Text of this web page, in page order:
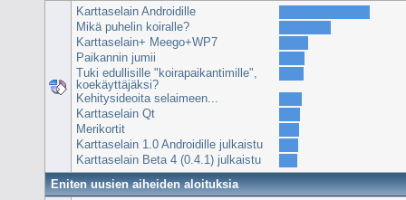
Karttaselain Androidille
Mikä puhelin koiralle?
Karttaselain+ Meego+WP7
Paikannin jumii
Tuki edullisille "koirapaikantimille",
koekäyttäjäksi?
Kehitysideoita selaimeen...
Karttaselain Qt
Merikortit
Karttaselain 1.0 Androidille julkaistu
Karttaselain Beta 4 (0.4.1) julkaistu
Eniten uusien aiheiden aloituksia